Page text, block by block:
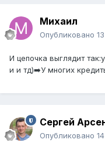
Михаил
Опубликовано
И цепочка выглядит
и и тд)➡️У многих
Сергей
Опубликовано